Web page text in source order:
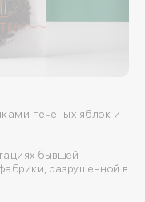
печёных яблок и
бывшей
разрушенной в